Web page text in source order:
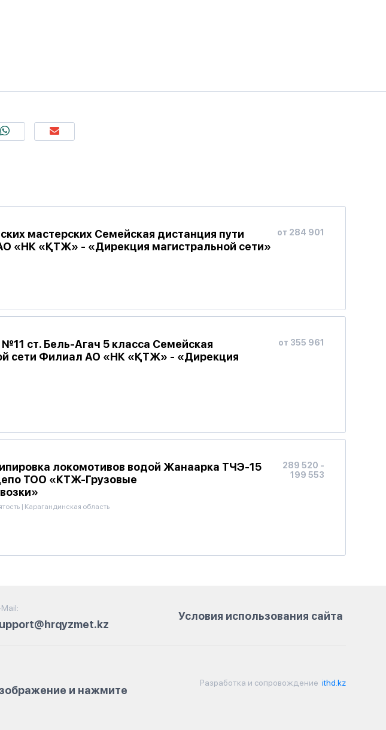
мастерских Семейская дистанция пути
«НК «ҚТЖ» - «Дирекция магистральной сети»
от 284 901
ст. Бель-Агач 5 класса Семейская
сети Филиал АО «НК «ҚТЖ» - «Дирекция
от 355 961
локомотивов водой Жанаарка ТЧЭ-15
ТОО «КТЖ-Грузовые
| Карагандинская область
289 520 -
199 553
Условия использования сайта
и нажмите
Разработка и сопровождение ithd.kz